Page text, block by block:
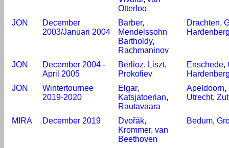
Otterloo
JON
December
2003/Januari 2004
Barber,
Mendelssohn
Bartholdy,
Rachmaninov
Drachten,
JON
December 2004 -
April 2005
Berlioz, Liszt,
Prokofiev
Enschede,
JON
Wintertournee
2019-2020
Elgar,
Katsjatoerian,
Rautavaara
Apeldoorn,
Utrecht,
MIRA December 2019 Dvořák,
Krommer, van
Beethoven
Bedum,